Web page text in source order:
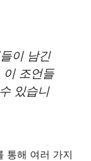
이 남긴
조언들
있습니
통해 여러 가지